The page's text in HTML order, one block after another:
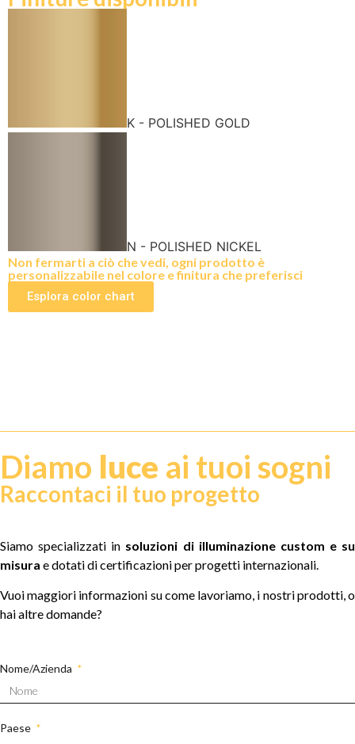
K - POLISHED GOLD
N - POLISHED NICKEL
Non fermarti a ciò che vedi, ogni prodotto è
personalizzabile nel colore e finitura che preferisci
Esplora color chart
Diamo luce ai tuoi sogni
Raccontaci il tuo progetto
Siamo specializzati in soluzioni di illuminazione custom e su
misura e dotati di certificazioni per progetti internazionali.
Vuoi maggiori informazioni su come lavoriamo, i nostri prodotti, o
hai altre domande?
Nome/Azienda
Paese